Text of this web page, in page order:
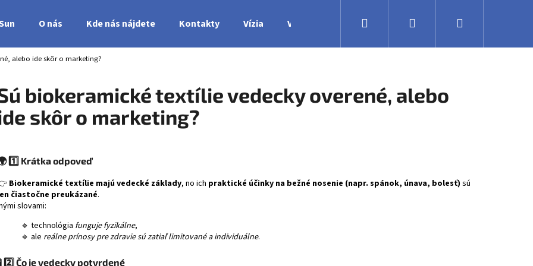
O nás Kde nás nájdete Kontakty Vízia Výroba Obchodné podmienky Veľkoobchodná
Prihlásenie
alebo ide skôr o marketing?
biokeramické textílie vedecky overené, alebo
skôr o marketing?
1️⃣ Krátka odpoveď
Biokeramické textílie majú vedecké základy, no ich praktické účinky na bežné nosenie (napr. spánok, únava, bolesť) sú
čiastočne preukázané.
slovami:
🔹 technológia funguje fyzikálne,
🔹 ale reálne prínosy pre zdravie sú zatiaľ limitované a individuálne.
2️⃣ Čo je vedecky potvrdené
Čo potrebujete nájsť?
HĽADAŤ